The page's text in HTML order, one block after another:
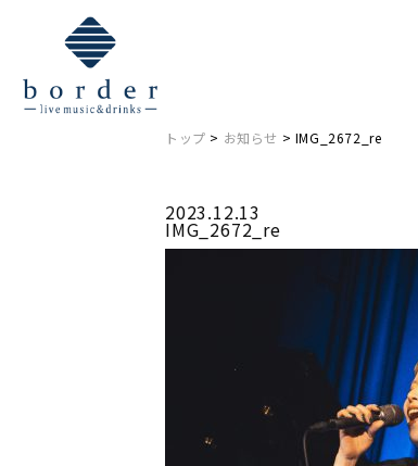
トップ > お知らせ > IMG_2672_re
2023.12.13
IMG_2672_re